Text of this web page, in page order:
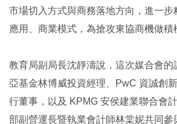
市場切入方式與商務落地方向，進一步
應用、商業模式，為搶攻東協商機做積
教育局副局長沈靜濤說，這次媒合會的
亞基金林博威投資經理、PwC 資誠創
行董事，以及 KPMG 安侯建業聯合會
部副營運長暨執業會計師林棠妮共同參